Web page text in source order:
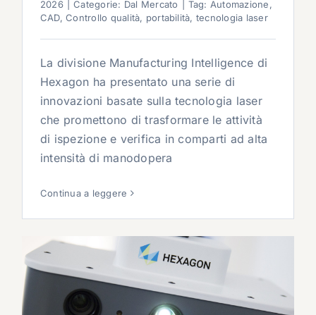
2026
Categorie: Dal Mercato Tag: Automazione,
CAD,Controllo qualità, portabilità, tecnologia laser
La divisione Manufacturing Intelligence di
Hexagon ha presentato una serie di
innovazioni basate sulla tecnologia laser
che promettono di trasformare le attività
di ispezione e verifica in comparti ad alta
intensità di manodopera
Continua a leggere